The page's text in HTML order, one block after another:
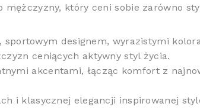
który ceni sobie zarówno
designem, wyrazistymi
ceniących aktywny styl życia.
akcentami, łącząc komfort z
i klasycznej elegancji inspirowanej